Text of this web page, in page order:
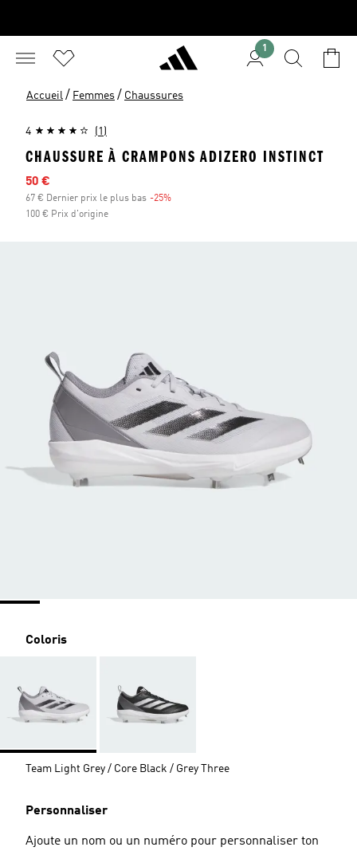
1
Accueil / Femmes / Chaussures
4 (1)
CHAUSSURE À CRAMPONS ADIZERO INSTINCT
Prix en promo
50 €
67 € Dernier prix le plus bas -25%
100 € Prix d'origine
Coloris
Team Light Grey / Core Black / Grey Three
Personnaliser
Ajoute un nom ou un numéro pour personnaliser ton